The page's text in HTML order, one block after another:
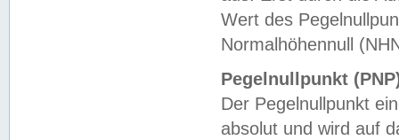
Wert des
Normalhöhennull
Pegelnullpunkt
Der Pegelnullpunkt
absolut und wird auf